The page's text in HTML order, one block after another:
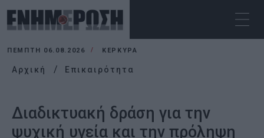
ΠΈΜΠΤΗ 06.08.2026 ΚΕΡΚΥΡΑ
Αρχική Επικαιρότητα
Διαδικτυακή δράση για την
ψυχική υγεία και την πρόληψη